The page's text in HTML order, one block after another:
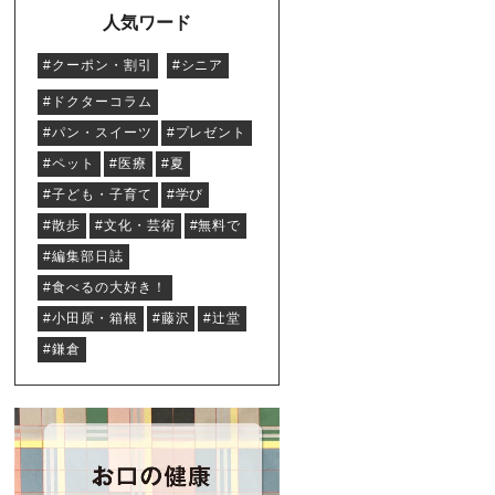
人気ワード
#クーポン・割引 #シニア
#ドクターコラム
#パン・スイーツ
#プレゼント
#ペット
#医療
#夏
#子ども・子育て
#学び
#散歩
#文化・芸術
#無料で
#編集部日誌
#食べるの大好き！
#小田原・箱根
#藤沢
#辻堂
#鎌倉